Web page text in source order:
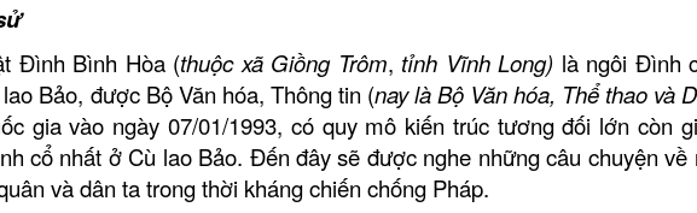
Đình Bình Hòa(thuộc xã Giồng Trôm, tỉnh Vĩnh Long) là ngôi Đình
Bảo, được Bộ Văn hóa, Thông tin (nay là Bộ Văn hóa, Thể thao và
gia vào ngày 07/01/1993, có quy mô kiến trúc tương đối lớn còn
cổ nhất ở Cù lao Bảo. Đến đây sẽ được nghe những câu chuyện về
và dân ta trong thời kháng chiến chống Pháp.